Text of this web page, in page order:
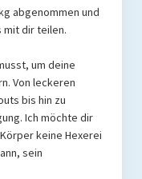
abgenommen und
mit dir teilen.
um deine
Von leckeren
bis hin zu
Ich möchte dir
keine Hexerei
sein